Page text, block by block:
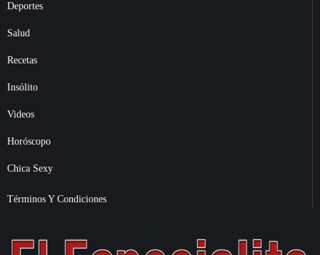
Deportes
Salud
Recetas
Insólito
Videos
Horóscopo
Chica Sexy
Términos Y Condiciones